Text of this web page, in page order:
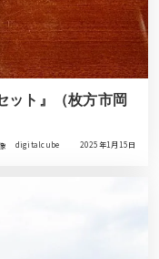
ット』（枚方市岡
digitalcube 2025年1月15日